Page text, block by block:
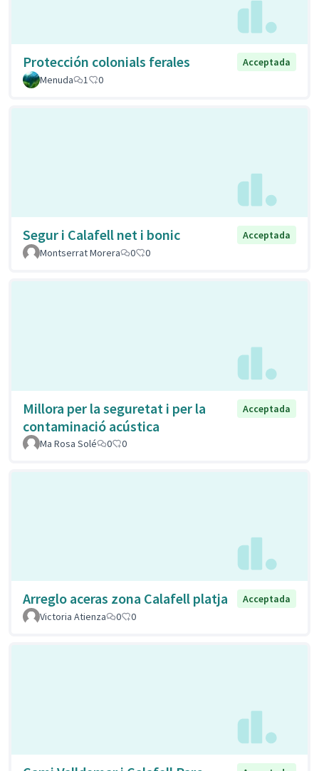
Protección colonials ferales
Acceptada
Menuda
1 0
Segur i Calafell net i bonic
Acceptada
Montserrat Morera
0 0
Millora per la seguretat i per la
contaminació acústica
Acceptada
Ma Rosa Solé 0 0
Arreglo aceras zona Calafell platja
Acceptada
Victoria Atienza
0 0